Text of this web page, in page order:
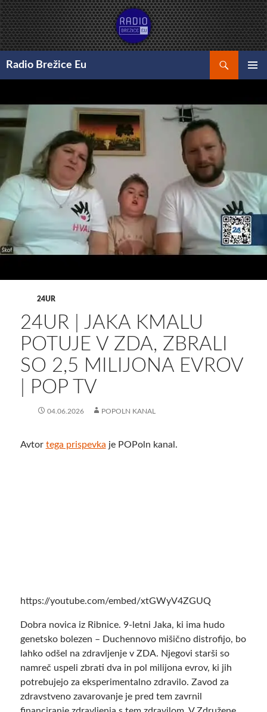
Preskoči
na
vsebino
Radio Brežice Eu
24UR
24UR | JAKA KMALU
POTUJE V ZDA, ZBRALI
SO 2,5 MILIJONA EVROV
| POP TV
04.06.2026 POPOLN KANAL
Avtor tega prispevka je POPoln kanal.
https://youtube.com/embed/xtGWyV4ZGUQ
Dobra novica iz Ribnice. 9-letni Jaka, ki ima hudo
genetsko bolezen – Duchennovo mišično distrofijo, bo
lahko odšel na zdravljenje v ZDA. Njegovi starši so
namreč uspeli zbrati dva in pol milijona evrov, ki jih
potrebujejo za eksperimentalno zdravilo. Zavod za
zdravstveno zavarovanje je pred tem zavrnil